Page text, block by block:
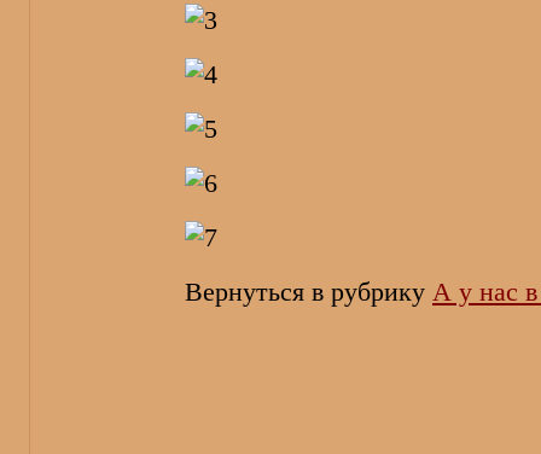
Вернуться в рубрику А у нас